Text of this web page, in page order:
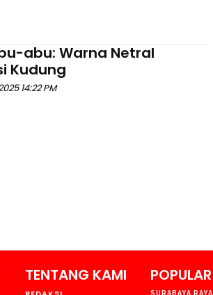
abu: Warna Netral
Kudung
14:22 PM
TENTANG KAMI POPULAR
SURABAYA RAYA